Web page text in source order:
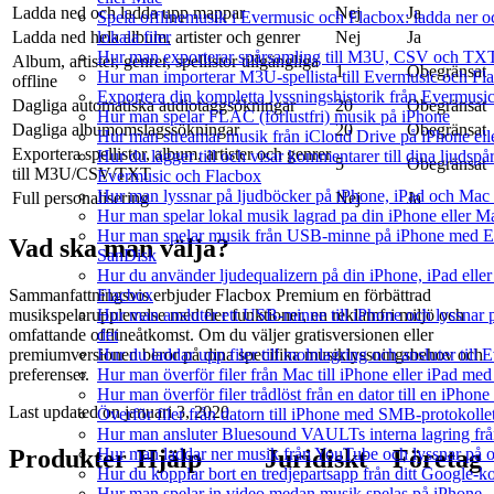
Spela offlinemusik i Evermusic och Flacbox: ladda ner
lokala filer
Hur man exporterar spårsamling till M3U, CSV och
Hur man importerar M3U-spellista till Evermusic och
Exportera din kompletta lyssningshistorik från
Hur man spelar FLAC (förlustfri) musik på iPhone
Hur man streamar musik från iCloud Drive på iPhone
Hur du lägger till och visar kommentarer till dina
Evermusic och Flacbox
Hur man lyssnar på ljudböcker på iPhone, iPad och
Hur man spelar lokal musik lagrad pa din iPhone eller
Hur man spelar musik från USB-minne på iPhone med
SanDisk
Hur du använder ljudequalizern på din iPhone, iPad
Flacbox
Hur man ansluter ett USB-minne till iPhone och lyssnar
det
Hur du laddar upp filer till molnlagring och ansluter till
Hur man överför filer från Mac till iPhone eller iPad
Hur man överför filer trådlöst från en dator till en
Överför filer från datorn till iPhone med SMB-
Hur man ansluter Bluesound VAULTs interna lagring
Hur man laddar ner musik från YouTube och lyssnar på
Hur du kopplar bort en tredjepartsapp från ditt Google-
Ladda ned och ladda upp mappar Nej
Ja
Ladda ned hela album, artister och genrer
Nej
Ja
Album, artister, genrer, spellistor tillgängliga
offline
1
Obegränsat
Dagliga automatiska audiotaggsökningar
20
Obegränsat
Dagliga albumomslagssökningar
20
Obegränsat
Exportera spellistor, album, artister och genrer
till M3U/CSV/TXT
5
Obegränsat
Full personalisering
Nej Ja
Vad ska man välja?
Sammanfattningsvis erbjuder Flacbox Premium en förbättrad
musikspelarupplevelse med fler funktioner, en reklamfri miljö och
omfattande offlineåtkomst. Om du väljer gratisversionen eller
premiumversionen beror på dina specifika musiklyssningsbehov och
preferenser.
Last updated onjanuari 3, 2020
Produkter Hjälp Juridiskt Företag